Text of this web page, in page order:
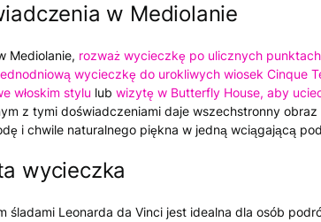
w Mediolanie
Mediolanie, rozważ wycieczkę po ulicznych
wycieczkę do urokliwych wiosek Cinque
włoskim stylu lub wizytę w Butterfly House, aby
z tymi doświadczeniami daje wszechstronny obraz
i chwile naturalnego piękna w jedną wciągającą
wycieczka
śladami Leonarda da Vinci jest idealna dla osób